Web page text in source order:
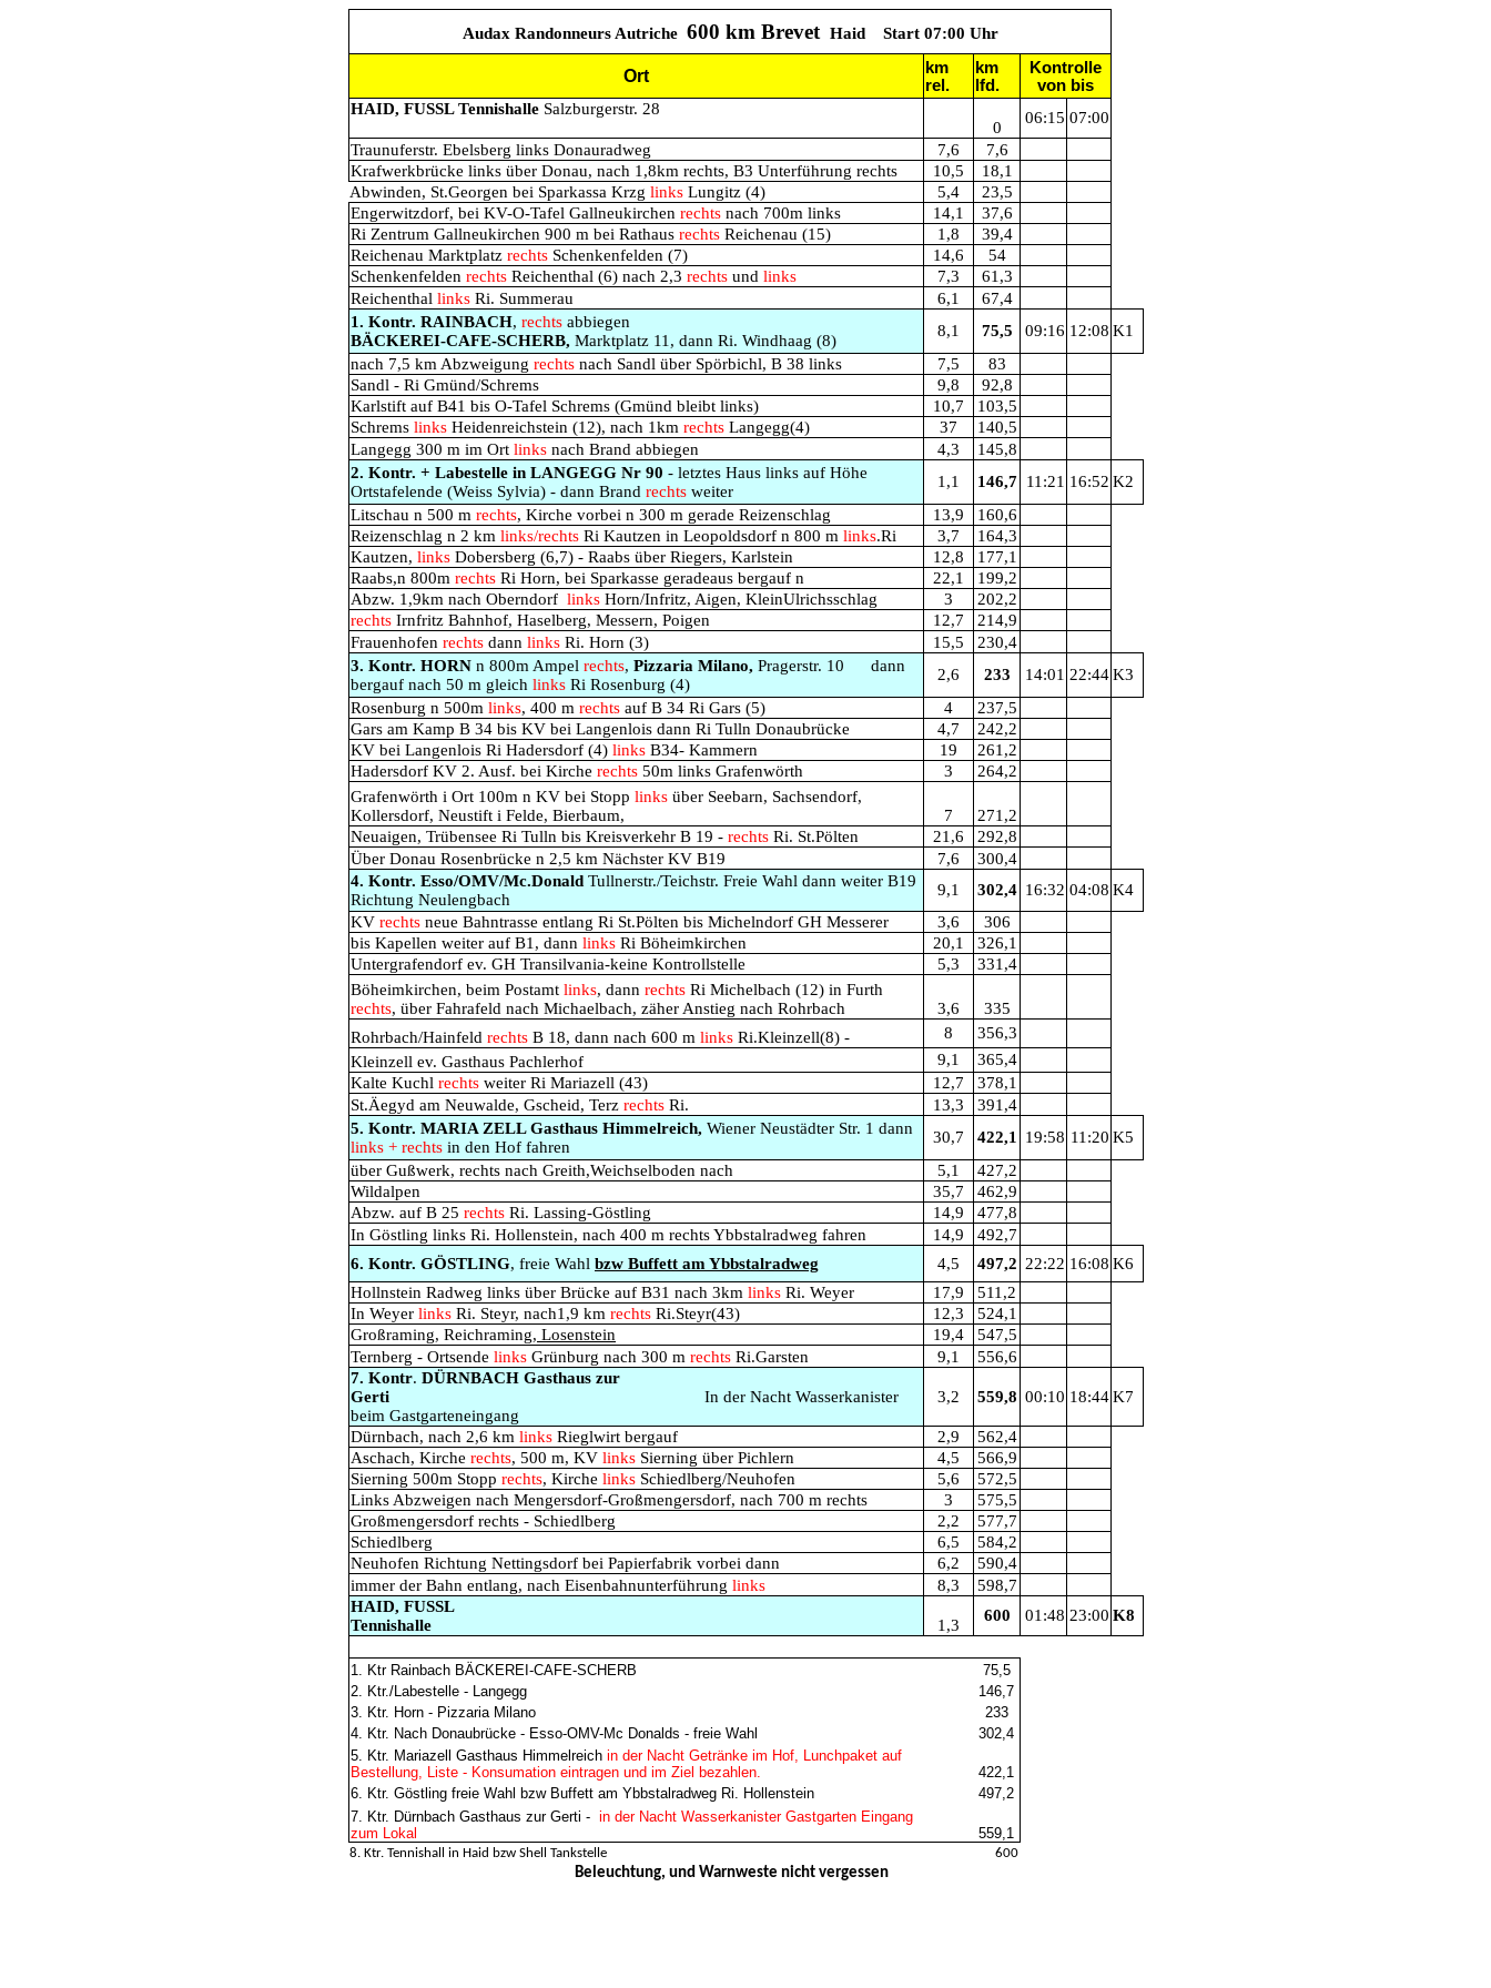
Audax Randonneurs Autriche 600 km Brevet Haid Start 07:00 Uhr
Ort
km
rel.
km
lfd.
Kontrolle
von bis
HAID, FUSSL Tennishalle Salzburgerstr. 28
0
06:15 07:00
Traunuferstr. Ebelsberg links Donauradweg
7,6
7,6
Krafwerkbrücke links über Donau, nach 1,8km rechts, B3 Unterführung rechts
10,5
18,1
Abwinden, St.Georgen bei Sparkassa Krzg links Lungitz (4) 5,4
23,5
Engerwitzdorf, bei KV-O-Tafel Gallneukirchen rechts nach 700m links 14,1
37,6
Ri Zentrum Gallneukirchen 900 m bei Rathaus rechts Reichenau (15) 1,8
39,4
Reichenau Marktplatz rechts Schenkenfelden (7) 14,6
54
Schenkenfelden rechts Reichenthal (6) nach 2,3 rechts und links 7,3
61,3
Reichenthal links Ri. Summerau 6,1
67,4
1. Kontr. RAINBACH, rechts abbiegen
BÄCKEREI-CAFE-SCHERB, Marktplatz 11, dann Ri. Windhaag (8)
8,1 75,5 09:16 12:08 K1
nach 7,5 km Abzweigung rechts nach Sandl über Spörbichl, B 38 links 7,5
83
Sandl - Ri Gmünd/Schrems
9,8
92,8
Karlstift auf B41 bis O-Tafel Schrems (Gmünd bleibt links)
10,7
103,5
Schrems links Heidenreichstein (12), nach 1km rechts Langegg(4) 37
140,5
Langegg 300 m im Ort links nach Brand abbiegen 4,3
145,8
2. Kontr. + Labestelle in LANGEGG Nr 90 - letztes Haus links auf Höhe
Ortstafelende (Weiss Sylvia) - dann Brand rechts weiter
1,1 146,7 11:21 16:52 K2
Litschau n 500 m rechts, Kirche vorbei n 300 m gerade Reizenschlag 13,9
160,6
Reizenschlag n 2 km links/rechts Ri Kautzen in Leopoldsdorf n 800 m links.Ri 3,7
164,3
Kautzen, links Dobersberg (6,7) - Raabs über Riegers, Karlstein 12,8
177,1
Raabs,n 800m rechts Ri Horn, bei Sparkasse geradeaus bergauf n 22,1
199,2
Abzw. 1,9km nach Oberndorf links Horn/Infritz, Aigen, KleinUlrichsschlag 3
202,2
rechts Irnfritz Bahnhof, Haselberg, Messern, Poigen 12,7
214,9
Frauenhofen rechts dann links Ri. Horn (3) 15,5
230,4
3. Kontr. HORN n 800m Ampel rechts, Pizzaria Milano, Pragerstr. 10
dann
bergauf nach 50 m gleich links Ri Rosenburg (4)
2,6 233 14:01 22:44K3
Rosenburg n 500m links, 400 m rechts auf B 34 Ri Gars (5) 4
237,5
Gars am Kamp B 34 bis KV bei Langenlois dann Ri Tulln Donaubrücke
4,7
242,2
KV bei Langenlois Ri Hadersdorf (4) links B34- Kammern 19
261,2
Hadersdorf KV 2. Ausf. bei Kirche rechts 50m links Grafenwörth 3
264,2
Grafenwörth i Ort 100m n KV bei Stopp links über Seebarn, Sachsendorf,
Kollersdorf, Neustift i Felde, Bierbaum,
7
271,2
Neuaigen, Trübensee Ri Tulln bis Kreisverkehr B 19 - rechts Ri. St.Pölten 21,6
292,8
Über Donau Rosenbrücke n 2,5 km Nächster KV B19
7,6
300,4
4. Kontr. Esso/OMV/Mc.Donald Tullnerstr./Teichstr. Freie Wahl dann weiter B19
Richtung Neulengbach
9,1 302,4 16:32 04:08 K4
KV rechts neue Bahntrasse entlang Ri St.Pölten bis Michelndorf GH Messerer 3,6
306
bis Kapellen weiter auf B1, dann links Ri Böheimkirchen 20,1
326,1
Untergrafendorf ev. GH Transilvania-keine Kontrollstelle
5,3
331,4
Böheimkirchen, beim Postamt links, dann rechts Ri Michelbach (12) in Furth
rechts, über Fahrafeld nach Michaelbach, zäher Anstieg nach Rohrbach 3,6
335
Rohrbach/Hainfeld rechts B 18, dann nach 600 m links Ri.Kleinzell(8) - 8
356,3
Kleinzell ev. Gasthaus Pachlerhof
9,1
365,4
Kalte Kuchl rechts weiter Ri Mariazell (43) 12,7
378,1
St.Äegyd am Neuwalde, Gscheid, Terz rechts Ri. 13,3
391,4
5. Kontr. MARIA ZELL Gasthaus Himmelreich, Wiener Neustädter Str. 1 dann
links + rechts in den Hof fahren
30,7 422,1 19:58 11:20 K5
über Gußwerk, rechts nach Greith,Weichselboden nach
5,1
427,2
Wildalpen
35,7
462,9
Abzw. auf B 25 rechts Ri. Lassing-Göstling 14,9
477,8
In Göstling links Ri. Hollenstein, nach 400 m rechts Ybbstalradweg fahren
14,9
492,7
6. Kontr. GÖSTLING, freie Wahl bzw Buffett am Ybbstalradweg 4,5 497,2 22:22 16:08 K6
Hollnstein Radweg links über Brücke auf B31 nach 3km links Ri. Weyer 17,9
511,2
In Weyer links Ri. Steyr, nach1,9 km rechts Ri.Steyr(43) 12,3
524,1
Großraming, Reichraming, Losenstein 19,4
547,5
Ternberg - Ortsende links Grünburg nach 300 m rechts Ri.Garsten 9,1
556,6
7. Kontr. DÜRNBACH Gasthaus zur
Gerti
In der Nacht Wasserkanister
beim Gastgarteneingang
3,2 559,8 00:10 18:44K7
Dürnbach, nach 2,6 km links Rieglwirt bergauf 2,9
562,4
Aschach, Kirche rechts, 500 m, KV links Sierning über Pichlern 4,5
566,9
Sierning 500m Stopp rechts, Kirche links Schiedlberg/Neuhofen 5,6
572,5
Links Abzweigen nach Mengersdorf-Großmengersdorf, nach 700 m rechts
3
575,5
Großmengersdorf rechts - Schiedlberg
2,2
577,7
Schiedlberg
6,5
584,2
Neuhofen Richtung Nettingsdorf bei Papierfabrik vorbei dann
6,2
590,4
immer der Bahn entlang, nach Eisenbahnunterführung links 8,3
598,7
HAID, FUSSL
Tennishalle
1,3
600 01:48 23:00 K8
1. Ktr Rainbach BÄCKEREI-CAFE-SCHERB
75,5
2. Ktr./Labestelle - Langegg
146,7
3. Ktr. Horn - Pizzaria Milano
233
4. Ktr. Nach Donaubrücke - Esso-OMV-Mc Donalds - freie Wahl
302,4
5. Ktr. Mariazell Gasthaus Himmelreich in der Nacht Getränke im Hof, Lunchpaket auf
Bestellung, Liste - Konsumation eintragen und im Ziel bezahlen.
422,1
6. Ktr. Göstling freie Wahl bzw Buffett am Ybbstalradweg Ri. Hollenstein
497,2
7. Ktr. Dürnbach Gasthaus zur Gerti - in der Nacht Wasserkanister Gastgarten Eingang
zum Lokal
559,1
8. Ktr. Tennishall in Haid bzw Shell Tankstelle 600
Beleuchtung, und Warnweste nicht vergessen